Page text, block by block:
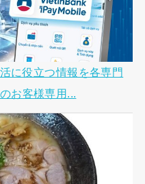
に役立つ情報を各専門
お客様専用...